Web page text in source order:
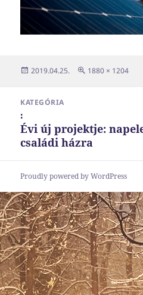
Közzétéve
2019.04.25.
Teljes
1880 × 1204
navigációKATEGÓRIA
:
Évi új projektje:
családi házra
Proudly powered by WordPress